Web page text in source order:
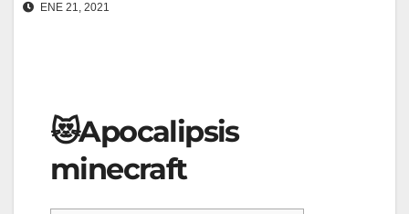
ENE 21, 2021
😻Apocalipsis
minecraft